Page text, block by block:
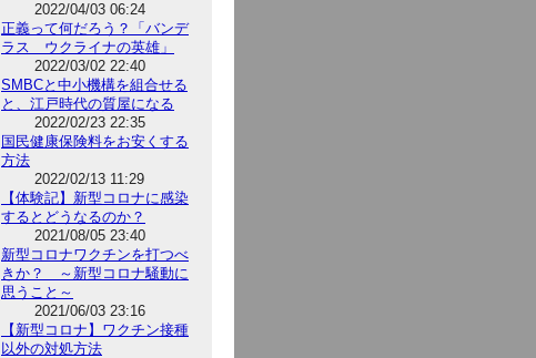
2022/04/03 06:24
正義って何だろう？「バンデ
ラス ウクライナの英雄」
2022/03/02 22:40
SMBCと中小機構を組合せる
と、江戸時代の質屋になる
2022/02/23 22:35
国民健康保険料をお安くする
方法
2022/02/13 11:29
【体験記】新型コロナに感染
するとどうなるのか？
2021/08/05 23:40
新型コロナワクチンを打つべ
きか？ ～新型コロナ騒動に
思うこと～
2021/06/03 23:16
【新型コロナ】ワクチン接種
以外の対処方法